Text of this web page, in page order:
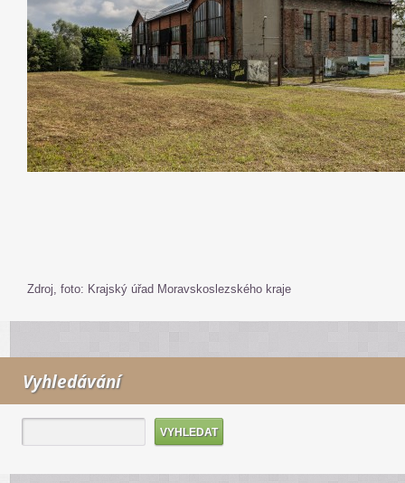
Zdroj, foto: Krajský úřad Moravskoslezského kraje
Vyhledávání